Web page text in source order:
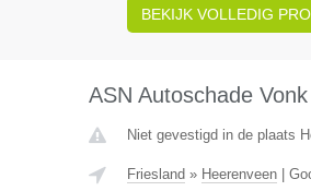
BEKIJK VOLLEDIG
ASN Autoschade
Niet gevestigd in de plaats
Friesland » Heerenveen|